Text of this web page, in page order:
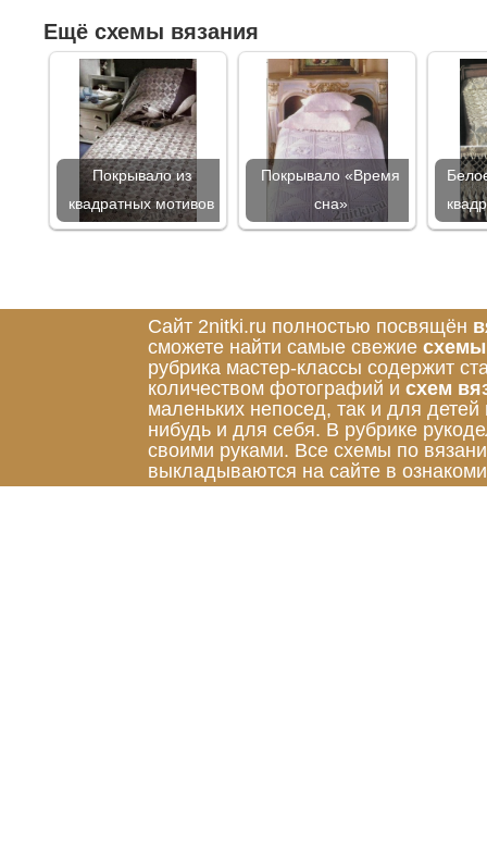
Ещё схемы вязания
Покрывало из
квадратных мотивов
Покрывало «Время
сна»
Сайт 2nitki.ru полностью посвящён
сможете найти самые свежие схемы
рубрика мастер-классы содержит
количеством фотографий и схем
маленьких непосед, так и для
нибудь и для себя. В рубрике
своими руками. Все схемы по
выкладываются на сайте в